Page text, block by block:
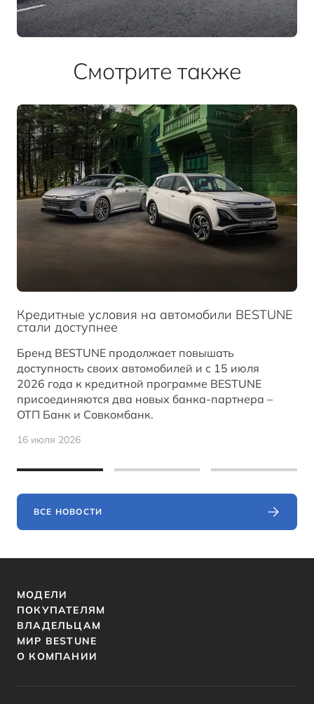
Смотрите также
Кредитные условия на автомобили BESTUNE
стали доступнее
Бренд BESTUNE продолжает повышать
доступность своих автомобилей и с 15 июля
2026 года к кредитной программе BESTUNE
присоединяются два новых банка-партнера –
ОТП Банк и Совкомбанк.
16 июля 2026
ВСЕ НОВОСТИ
МОДЕЛИ
ПОКУПАТЕЛЯМ
ВЛАДЕЛЬЦАМ
МИР BESTUNE
О КОМПАНИИ